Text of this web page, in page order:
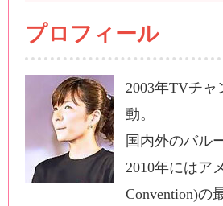
プロフィール
2003年TVチ
動。
国内外のバル
2010年にはア
Convention)の